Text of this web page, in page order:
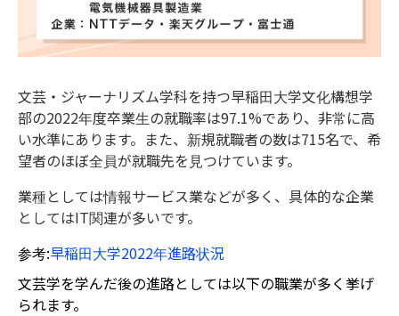
文芸・ジャーナリズム学科を持つ早稲田大学文化構想学
部の2022年度卒業生の就職率は97.1%であり、非常に高
い水準にあります。 また、新規就職者の数は715名で、希
望者のほぼ全員が就職先を見つけています。
業種としては情報サービス業などが多く、具体的な企業
としてはIT関連が多いです。
参考:早稲田大学2022年進路状況
文芸学を学んだ後の進路としては以下の職業が多く挙げ
られます。